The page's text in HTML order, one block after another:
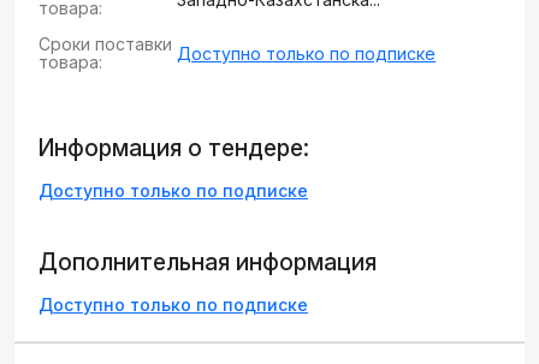
товара:
Сроки поставки
товара:
Доступно только по подписке
Информация о тендере:
Доступно только по подписке
Дополнительная информация
Доступно только по подписке